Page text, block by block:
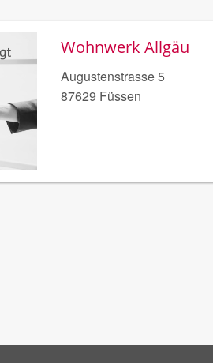
Wohnwerk Allgäu
Augustenstrasse 5
87629 Füssen